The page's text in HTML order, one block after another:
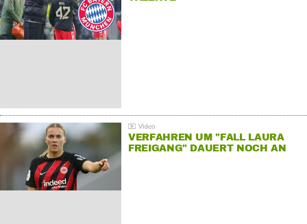
VERFAHREN UM "FALL LAURA
FREIGANG" DAUERT NOCH AN